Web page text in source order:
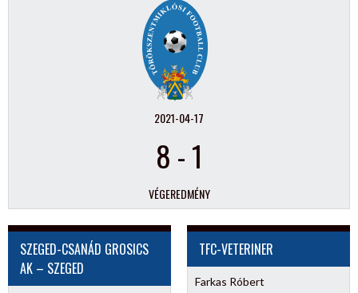
2021-04-17
8 -1
VÉGEREDMÉNY
SZEGED-CSANÁD GROSICS
AK – SZEGED
TFC-VETERINER
Farkas Róbert